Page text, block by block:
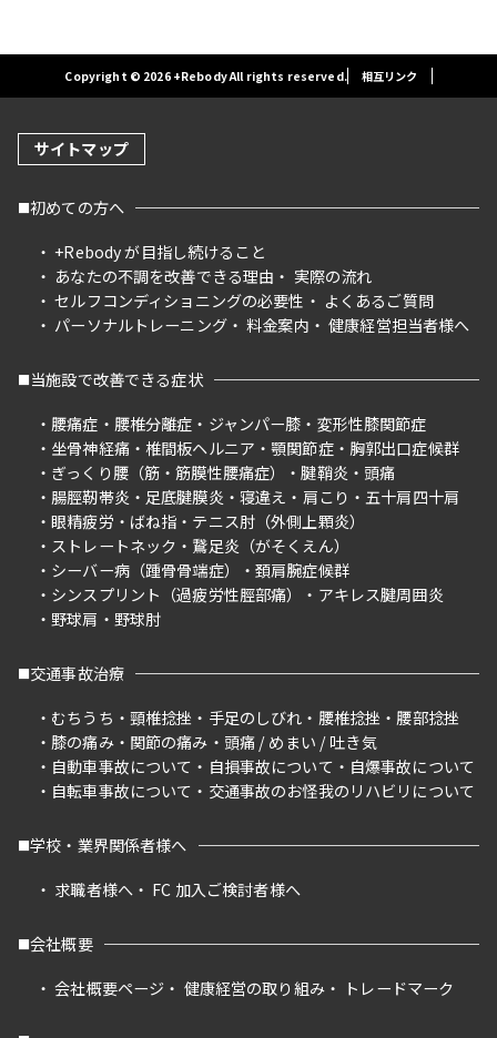
Copyright © 2026 +Rebody All rights reserved. 相互リンク
サイトマップ
初めての方へ
+Rebody が目指し続けること
あなたの不調を改善できる理由
実際の流れ
セルフコンディショニングの必要性
よくあるご質問
パーソナルトレーニング
料金案内 健康経営担当者様へ
当施設で改善できる症状
腰痛症
腰椎分離症 ジャンパー膝
変形性膝関節症
坐骨神経痛
椎間板ヘルニア 顎関節症
胸郭出口症候群
ぎっくり腰（筋・筋膜性腰痛症）
腱鞘炎
頭痛
腸脛靭帯炎
足底腱膜炎 寝違え 肩こり
五十肩四十肩
眼精疲労
ばね指
テニス肘（外側上顆炎）
ストレートネック
鵞足炎（がそくえん）
シーバー病（踵骨骨端症）
頚肩腕症候群
シンスプリント（過疲労性脛部痛）
アキレス腱周囲炎
野球肩
野球肘
交通事故治療
むちうち
頸椎捻挫 手足のしびれ 腰椎捻挫
腰部捻挫
膝の痛み
関節の痛み
頭痛 / めまい / 吐き気
自動車事故について
自損事故について
自爆事故について
自転車事故について
交通事故のお怪我のリハビリについて
学校・業界関係者様へ
求職者様へ
FC 加入ご検討者様へ
会社概要
会社概要ページ
健康経営の取り組み トレードマーク